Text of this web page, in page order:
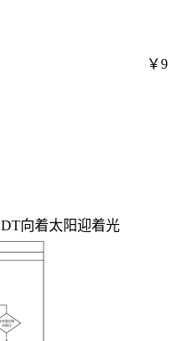
DT向着太阳迎着光
￥9